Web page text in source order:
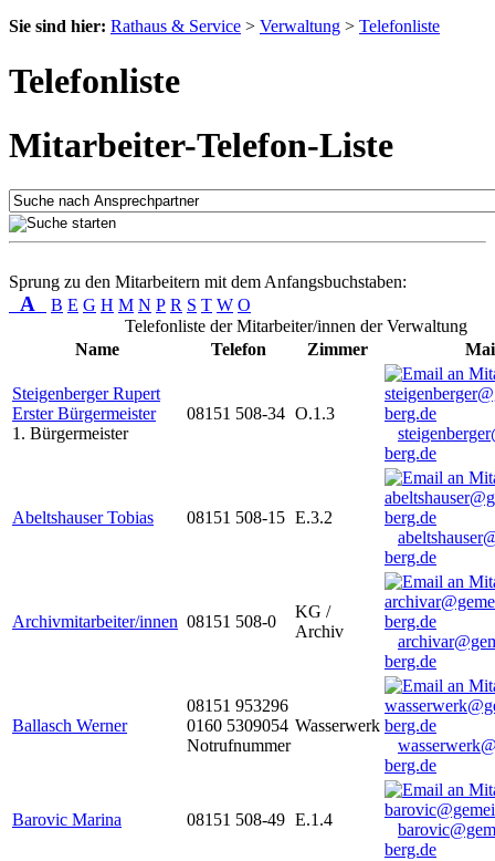
Sie sind hier: Rathaus & Service > Verwaltung > Telefonliste
Telefonliste
Mitarbeiter-Telefon-Liste
Sprung zu den Mitarbeitern mit dem Anfangsbuchstaben:
A B E G H M N P R S T W O
Telefonliste der Mitarbeiter/innen der Verwaltung
Name
Telefon Zimmer
Steigenberger Rupert
Erster Bürgermeister
1. Bürgermeister
08151 508-34 O.1.3
berg.de
Abeltshauser Tobias 08151 508-15 E.3.2
berg.de
Archivmitarbeiter/innen 08151 508-0
KG /
Archiv
berg.de
Ballasch Werner
08151 953296
0160 5309054
Notrufnummer
Wasserwerk
berg.de
Barovic Marina 08151 508-49 E.1.4
berg.de